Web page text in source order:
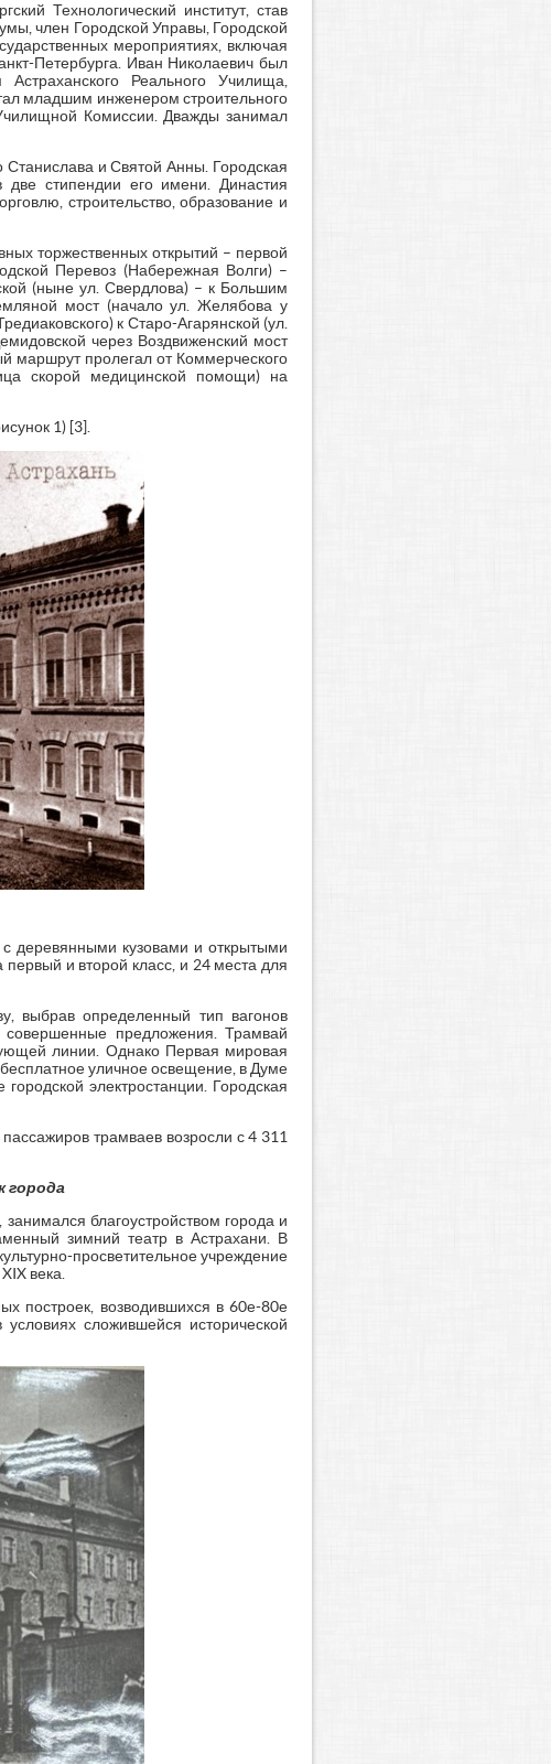
Технологический институт, став
член Городской Управы, Городской
мероприятиях, включая
Петербурга. Иван Николаевич был
Реального Училища,
младшим инженером строительного
Комиссии. Дважды занимал
и Святой Анны. Городская
две стипендии его имени. Династия
строительство, образование и
торжественных открытий – первой
Перевоз (Набережная Волги) –
(ныне ул. Свердлова) – к Большим
мост (начало ул. Желябова у
к Старо-Агарянской (ул.
через Воздвиженский мост
маршрут пролегал от Коммерческого
скорой медицинской помощи) на
1) [3].
деревянными кузовами и открытыми
и второй класс, и 24 места для
выбрав определенный тип вагонов
совершенные предложения. Трамвай
линии. Однако Первая мировая
уличное освещение, в Думе
электростанции. Городская
трамваев возросли с 4 311
города
благоустройством города и
зимний театр в Астрахани. В
просветительное учреждение
века.
построек, возводившихся в 60е-80е
сложившейся исторической